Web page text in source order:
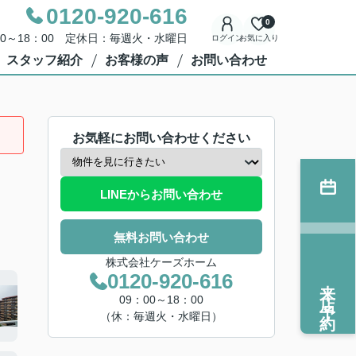
0120-920-616
～18：00 定休日：毎週火・水曜日 ログインお気に入り
0
スタッフ紹介 お客様の声 お問い合わせ
お気軽にお問い合わせください
LINEからお問い合わせ
無料お問い合わせ
株式会社ケーズホーム
0120-920-616
09：00～18：00
（休：毎週火・水曜日）
来店予約